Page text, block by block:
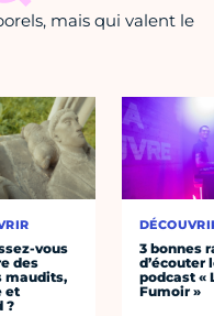
mais qui valent le
vous
des
maudits,
et
?
3 bonnes
d’écouter
podcast «
Fumoir »